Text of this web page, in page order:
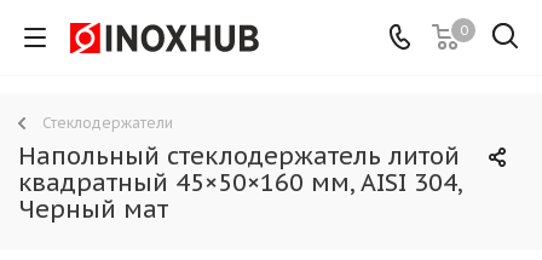
0
Стеклодержатели
Напольный стеклодержатель литой
квадратный 45×50×160 мм, AISI 304,
Черный мат